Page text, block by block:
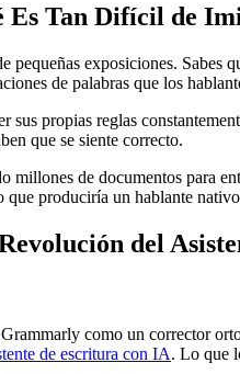
Es Tan Difícil de
pequeñas exposiciones.
de palabras que los
sus propias reglas
que se siente correcto.
de documentos para
que produciría un hablante
del
como un corrector
de escritura con IA. Lo que